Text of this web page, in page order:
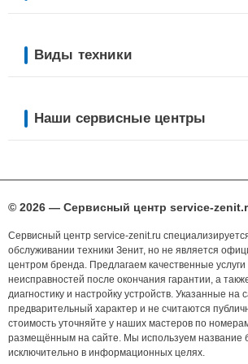
Виды техники
Наши сервисные центры
© 2026 — Сервисный центр service-
Сервисный центр service-zenit.ru
обслуживании техники Зенит, но не является
центром бренда. Предлагаем качественные
неисправностей после окончания гарантии, а
диагностику и настройку устройств. Указанные на
предварительный характер и не считаются
стоимость уточняйте у наших мастеров по
размещённым на сайте. Мы используем название
исключительно в информационных целях.